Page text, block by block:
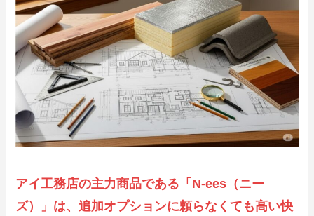
アイ工務店の主力商品である「N-ees（ニー
ズ）」は、追加オプションに頼らなくても高い快